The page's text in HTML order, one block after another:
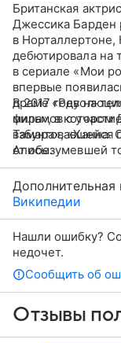
Британская
Джессика Барден
в
дебютировала на
в сериале «Мои
впервые
драме
фильмов с
Тамара», «Ханна.
от обезумевшей
В 2017 году на
мира», в котором
взбунтовавшейся
Алисы.
Википедии
Нашли ошибку?
недочет.
Сообщить об
Отзывы